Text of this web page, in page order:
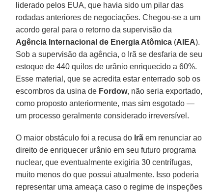
liderado pelos EUA, que havia sido um pilar das
rodadas anteriores de negociações. Chegou-se a um
acordo geral para o retorno da supervisão da
Agência Internacional de Energia Atômica (AIEA).
Sob a supervisão da agência, o Irã se desfaria de seu
estoque de 440 quilos de urânio enriquecido a 60%.
Esse material, que se acredita estar enterrado sob os
escombros da usina de Fordow, não seria exportado,
como proposto anteriormente, mas sim esgotado —
um processo geralmente considerado irreversível.
O maior obstáculo foi a recusa do Irã em renunciar ao
direito de enriquecer urânio em seu futuro programa
nuclear, que eventualmente exigiria 30 centrífugas,
muito menos do que possui atualmente. Isso poderia
representar uma ameaça caso o regime de inspeções